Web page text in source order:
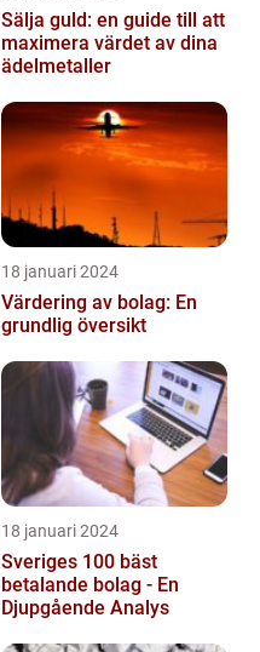
Sälja guld: en guide till att
maximera värdet av dina
ädelmetaller
18 januari 2024
Värdering av bolag: En
grundlig översikt
18 januari 2024
Sveriges 100 bäst
betalande bolag - En
Djupgående Analys